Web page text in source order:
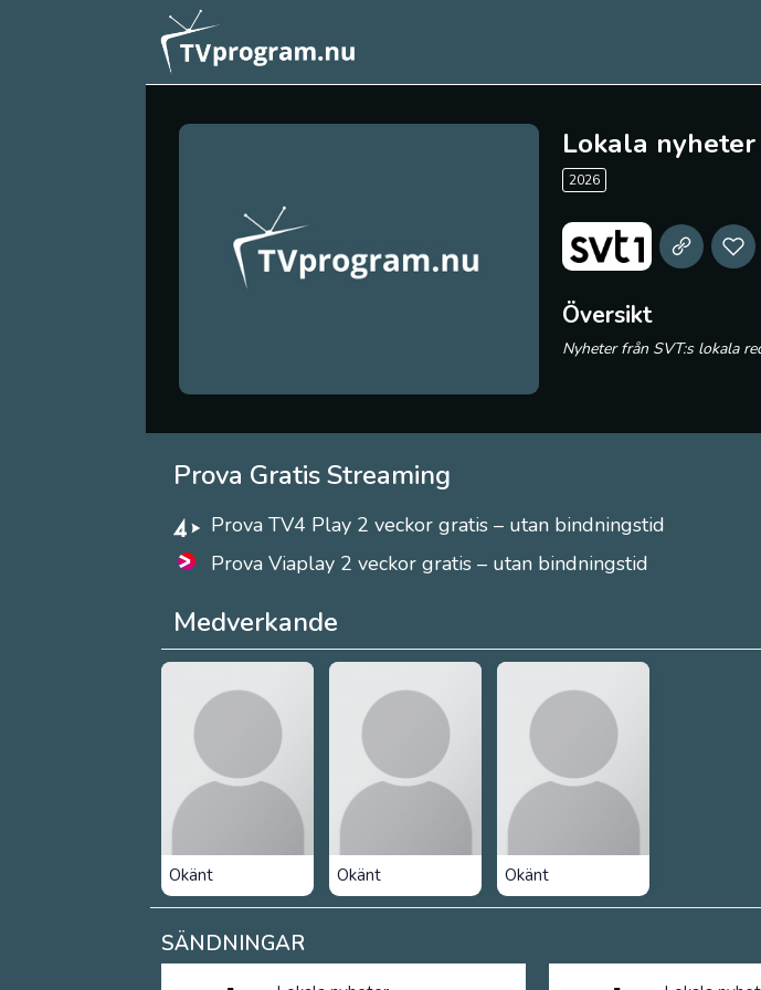
Lokala nyheter
2026
Översikt
Nyheter från SVT:s lokala
Prova Gratis Streaming
Prova TV4 Play 2 veckor gratis – utan bindningstid
Prova Viaplay 2 veckor gratis – utan bindningstid
Medverkande
Okänt Okänt Okänt
SÄNDNINGAR